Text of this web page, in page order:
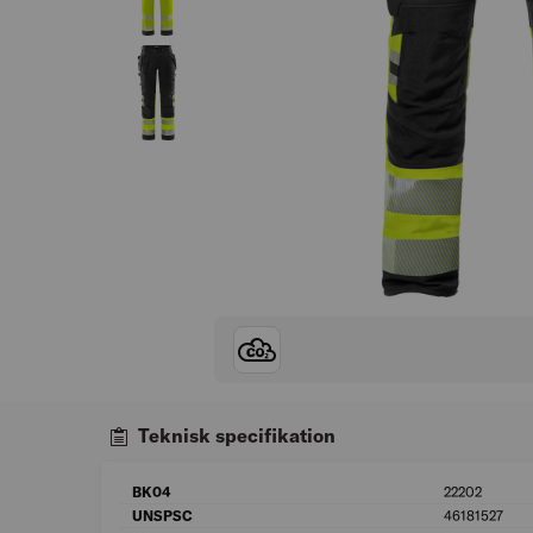
Teknisk specifikation
BK04 22202
UNSPSC
46181527